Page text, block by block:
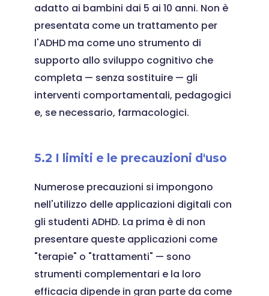
adatto ai bambini dai 5 ai 10 anni. Non è
presentata come un trattamento per
l'ADHD ma come uno strumento di
supporto allo sviluppo cognitivo che
completa — senza sostituire — gli
interventi comportamentali, pedagogici
e, se necessario, farmacologici.
5.2 I limiti e le precauzioni d'uso
Numerose precauzioni si impongono
nell'utilizzo delle applicazioni digitali con
gli studenti ADHD. La prima è di non
presentare queste applicazioni come
"terapie" o "trattamenti" — sono
strumenti complementari e la loro
efficacia dipende in gran parte da come